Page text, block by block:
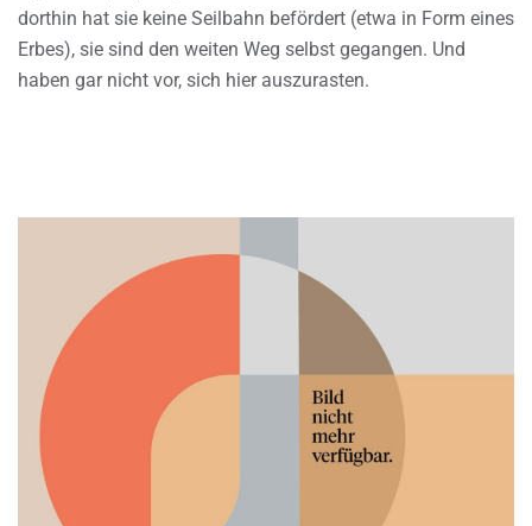
dorthin hat sie keine Seilbahn befördert (etwa in Form eines
Erbes), sie sind den weiten Weg selbst gegangen. Und
haben gar nicht vor, sich hier auszurasten.